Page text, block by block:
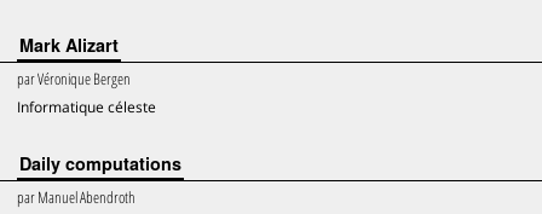
Mark Alizart
parVéronique Bergen
Informatique céleste
Daily computations
parManuel Abendroth